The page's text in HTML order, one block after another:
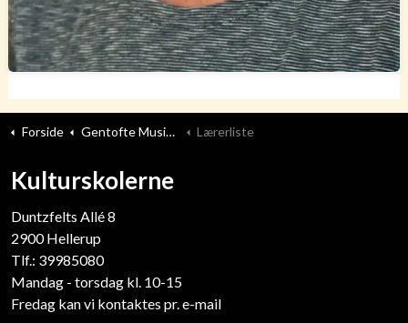
Forside Gentofte Musikskole Lærerliste
Kulturskolerne
Duntzfelts Allé 8
​2900 Hellerup
Tlf.: 39985080
Mandag - torsdag kl. 10-15
Fredag kan vi kontaktes pr. e-mail